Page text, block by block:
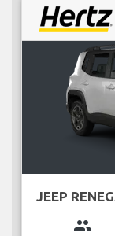
JEEP
group